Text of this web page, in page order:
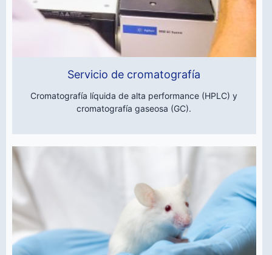
Servicio de cromatografía
Cromatografía líquida de alta performance (HPLC) y
cromatografía gaseosa (GC).